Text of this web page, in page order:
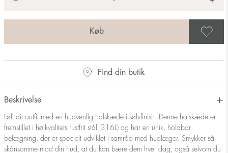
Find din butik
Beskrivelse
Løft dit outfit med en hudvenlig halskæde i sølvfinish. Denne halskæde er
fremstillet i højkvalitets rustfrit stål (316L) og har en unik, holdbar
belægning, der er specielt udviklet i samråd med hudlæger. Smykker så
skånsomme mod din hud, at du kan bære dem hver dag, også selvom du